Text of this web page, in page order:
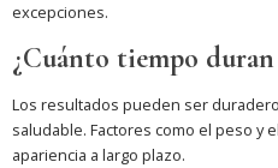
excepciones.
¿Cuánto tiempo
Los resultados pueden ser
saludable. Factores como el peso y
apariencia a largo plazo.